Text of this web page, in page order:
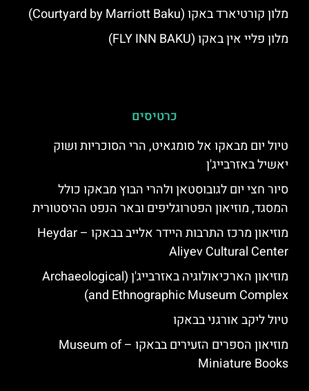
מלון קורטיארד באקו (Courtyard by Marriott Baku)
מלון פליי אין באקו (FLY INN BAKU)
כרטיסים
טיול יום מבאקו אל סומגאיט, הרי הסוכריות ושוק
יאשיל באזרבייג'ן
סיור חצי יום לגובוסטאן ולהרי הבוץ מבאקו כולל
המסגד, מוזיאון הפטרוגליפים ובאר הנפט ההיסטורית
מוזיאון מרכז התרבות היידר אלייב בבאקו – Heydar
Aliyev Cultural Center
מוזיאון הארכיאולוגיה באזרבייג'ן (Archaeological
and Ethnographic Museum Complex)
טיול ליקב אורגני בבאקו
מוזיאון הספרים הזעירים בבאקו – Museum of
Miniature Books